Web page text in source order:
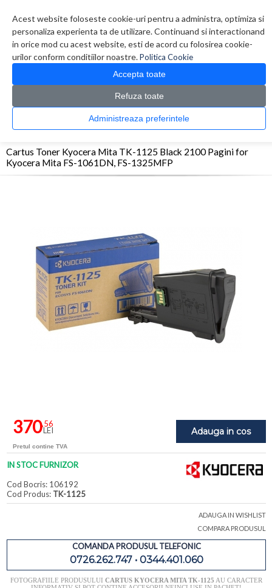
Acest website foloseste cookie-uri pentru a administra, optimiza si
personaliza experienta ta de utilizare. Continuand si interactionand
in orice mod cu acest website, esti de acord cu folosirea cookie-
urilor conform conditiilor noastre.Politica Cookie
Accepta toate
Refuza toate
Administreaza preferintele
0 produs(e)
CATALOG PRODUSE
Consumabile originale > Toner > Cartus Toner Kyocera Mita TK-1125
Cartus Toner Kyocera Mita TK-1125 Black 2100 Pagini for
Kyocera Mita FS-1061DN, FS-1325MFP
Adauga in cos
370,56
LEI
Pretul contine TVA
IN STOC FURNIZOR
Cod Bocris: 106192
Cod Produs: TK-1125
ADAUGA IN WISHLIST
COMPARA PRODUSUL
COMANDA PRODUSUL TELEFONIC
0726.262.747 • 0344.401.060
FOTOGRAFIILE PRODUSULUI CARTUS KYOCERA MITA TK-1125 AU CARACTER